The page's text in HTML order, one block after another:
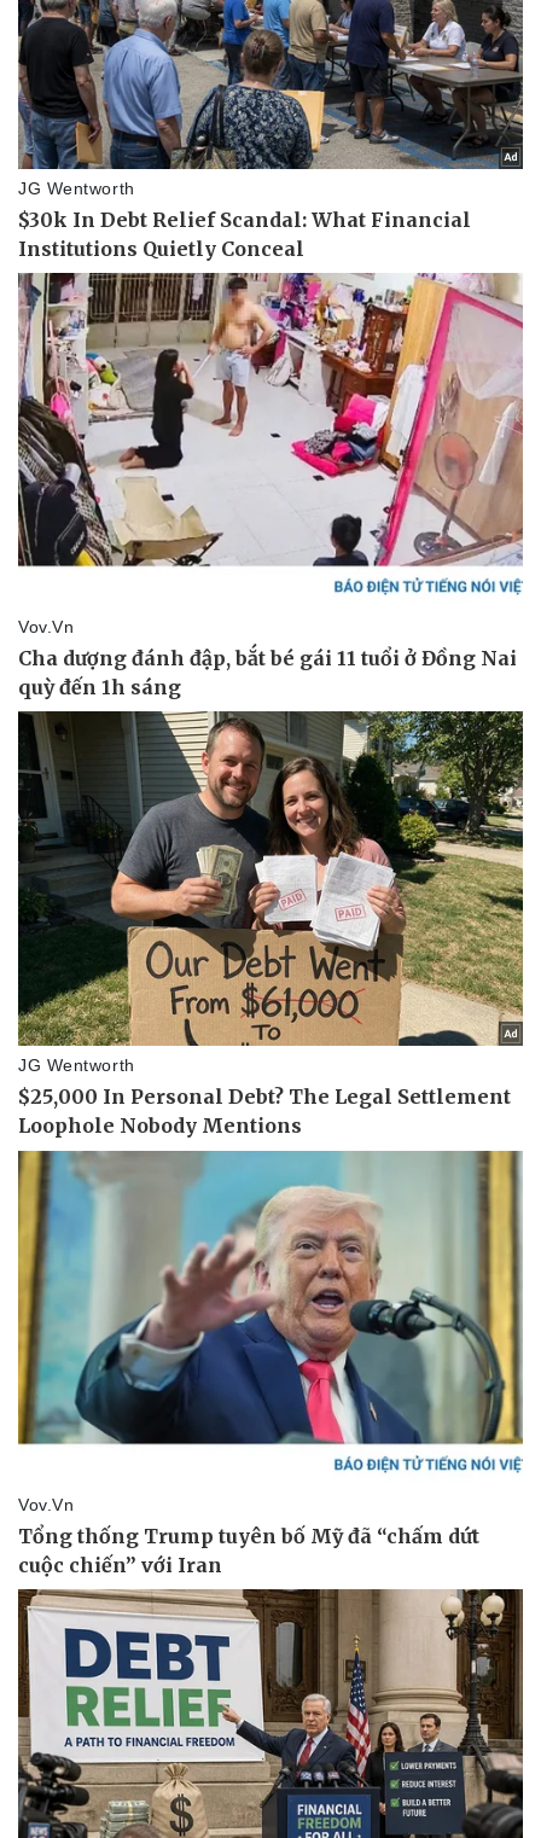
Thể thao
Bóng đá
Lịch thi đấu bóng đá
Thế giới thể thao
eSports
Hậu trường
Ô tô - Xe máy
Ô tô
Xe máy
Tư vấn
Doanh nghiệp
Thông tin doanh nghiệp
Doanh nghiệp 24h
Doanh nhân
Công nghệ
Sành điệu
Tin Công nghệ
Trải nghiệm
Chuyển đổi số